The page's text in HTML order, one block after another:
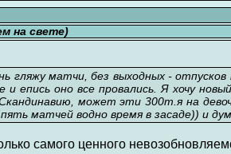
на свете)
гляжу матчи, без выходных -
и епись оно все провались. Я хочу
может эти 300т.я на
матчей водно время в засаде)) и
самого ценного